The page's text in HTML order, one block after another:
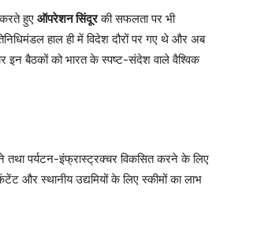
हुए ऑपरेशन सिंदूरकी सफलता पर भी
हाल ही में विदेश दौरों पर गए थे और अब
इन बैठकों को भारत के स्पष्ट-संदेश वाले वैश्विक
तथा पर्यटन-इंफ्रास्ट्रक्चर विकसित करने के लिए
और स्थानीय उद्यमियों के लिए स्कीमों का लाभ